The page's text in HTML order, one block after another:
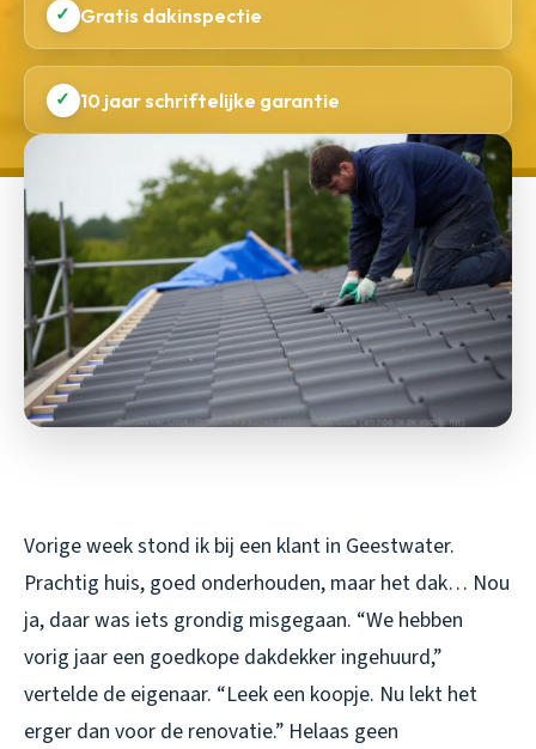
✓ Gratis dakinspectie
✓ 10 jaar schriftelijke garantie
Vorige week stond ik bij een klant in Geestwater.
Prachtig huis, goed onderhouden, maar het dak… Nou
ja, daar was iets grondig misgegaan. “We hebben
vorig jaar een goedkope dakdekker ingehuurd,”
vertelde de eigenaar. “Leek een koopje. Nu lekt het
erger dan voor de renovatie.” Helaas geen